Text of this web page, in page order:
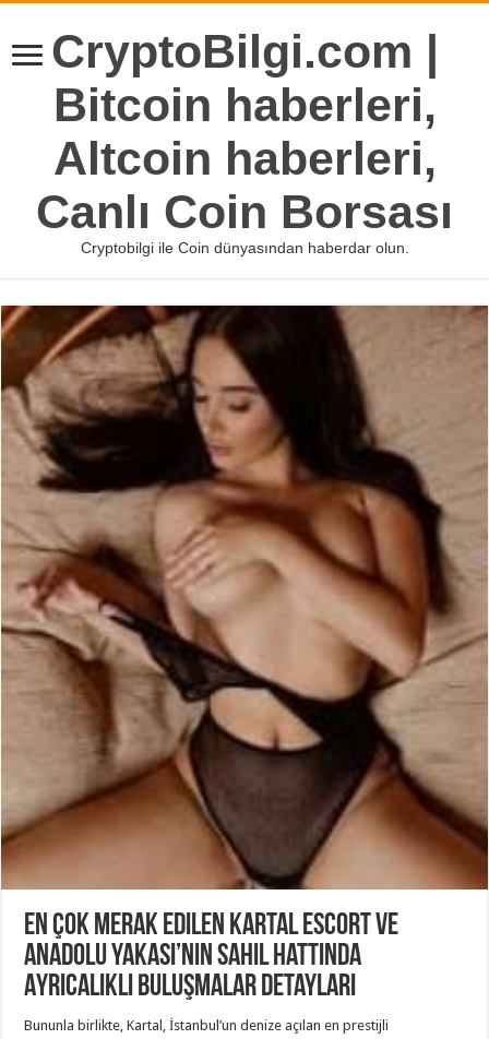
CryptoBilgi.com |
Bitcoin haberleri,
Altcoin haberleri,
Canlı Coin Borsası
Cryptobilgi ile Coin dünyasından haberdar olun.
En Çok Merak Edilen Kartal Escort ve
Anadolu Yakası’nın Sahil Hattında
Ayrıcalıklı Buluşmalar Detayları
Bununla birlikte, Kartal, İstanbul’un denize açılan en prestijli